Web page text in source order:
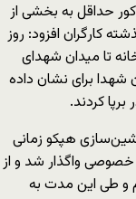
حداقل به بخشی از
کارگران افزود: روز
تا میدان شهدای
شهدا برای نشان داده
کردند.
هپکو زمانی
صنعتی از سال ۸۶ به بخش خصوصی واگذار شد و از
و طی این مدت به